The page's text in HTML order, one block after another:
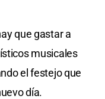
que gastar a
musicales
el festejo que
día.